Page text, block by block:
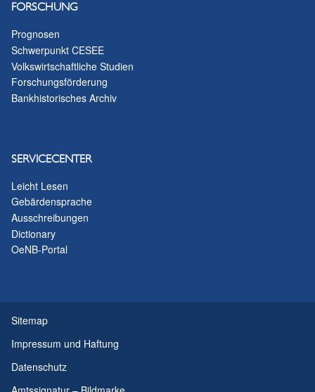
FORSCHUNG
Prognosen
Schwerpunkt CESEE
Volkswirtschaftliche Studien
Forschungsförderung
Bankhistorisches Archiv
SERVICECENTER
Leicht Lesen
Gebärdensprache
Ausschreibungen
Dictionary
OeNB-Portal
Sitemap
Impressum und Haftung
Datenschutz